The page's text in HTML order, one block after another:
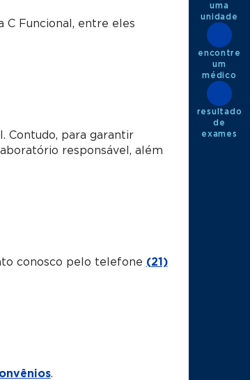
C Funcional, entre eles
Contudo, para garantir
responsável, além
conosco pelo telefone (21)
.
uma
unidade
encontre
um
médico
resultado
de
exames